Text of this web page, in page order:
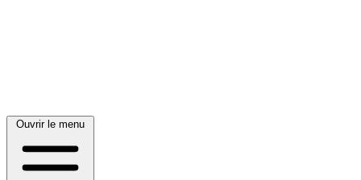
Ouvrir le menu